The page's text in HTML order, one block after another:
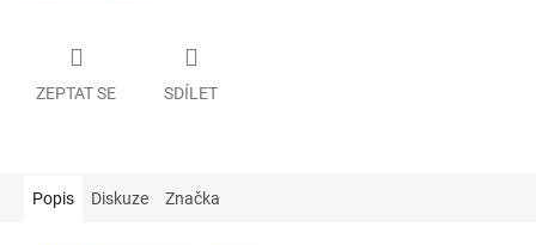
ZEPTAT SE SDÍLET
Popis Diskuze Značka